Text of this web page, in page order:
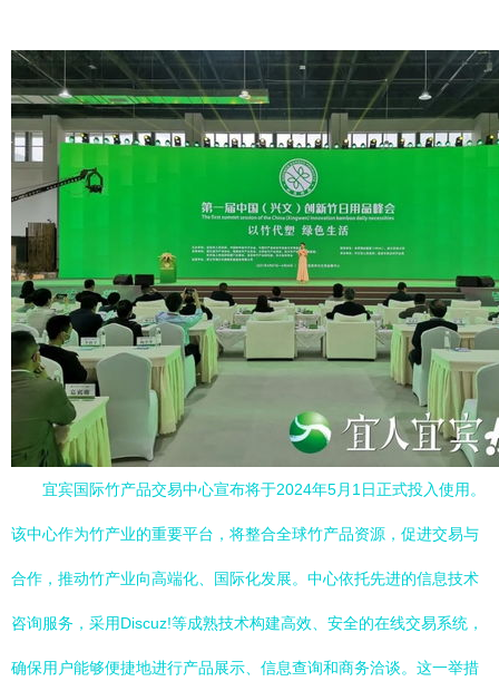
宜宾国际竹产品交易中心宣布将于2024年5月1日正式投入使用。
该中心作为竹产业的重要平台，将整合全球竹产品资源，促进交易与
合作，推动竹产业向高端化、国际化发展。中心依托先进的信息技术
咨询服务，采用Discuz!等成熟技术构建高效、安全的在线交易系统，
确保用户能够便捷地进行产品展示、信息查询和商务洽谈。这一举措